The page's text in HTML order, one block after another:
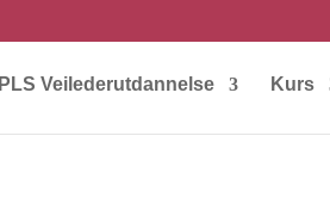
PLS Veilederutdannelse Kurs